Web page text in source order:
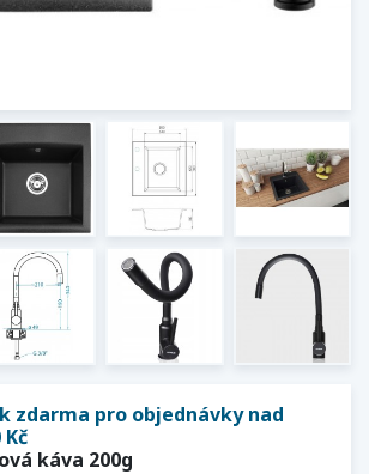
zdarma pro objednávky nad
Kč
káva 200g